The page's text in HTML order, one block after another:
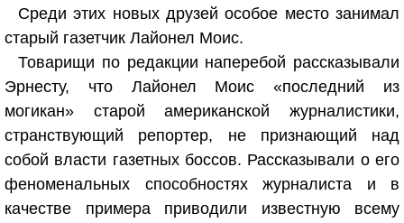
Среди этих новых друзей особое место занимал
старый газетчик Лайонел Моис.
Товарищи по редакции наперебой рассказывали
Эрнесту, что Лайонел Моис «последний из
могикан» старой американской журналистики,
странствующий репортер, не признающий над
собой власти газетных боссов. Рассказывали о его
феноменальных способностях журналиста и в
качестве примера приводили известную всему